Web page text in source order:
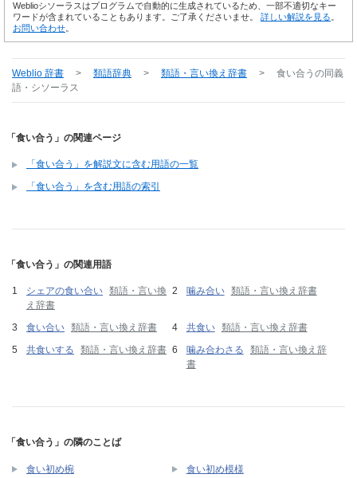
Weblioシソーラスはプログラムで自動的に生成されているため、一部不適切なキー
ワードが含まれていることもあります。ご了承くださいませ。 詳しい解説を見る
お問い合わせ
Weblio 辞書 > 類語辞典 > 類語・言い換え辞書 > 食い合う の同義
語・シソーラス
「食い合う」の関連ページ
「食い合う」を解説文に含む用語の一覧
「食い合う」を含む用語の索引
「食い合う」の関連用語
シェアの食い合い 類語・言い換
え辞書
噛み合い 類語・言い換え辞書
食い合い 類語・言い換え辞書 共食い 類語・言い換え辞書
共食いする
類語・言い換え辞書 噛み合わさる
類語・言い換え辞
書
「食い合う」の隣のことば
食い初め椀 食い初め模様